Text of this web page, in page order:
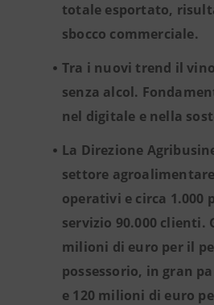
totale esportato,
sbocco commerciale.
Tra i nuovi trend il
senza alcol.
nel digitale e nella
La Direzione
settore
operativi e circa 1.000
servizio 90.000 clienti.
milioni di euro per il
possessorio, in gran
e 120 milioni di euro